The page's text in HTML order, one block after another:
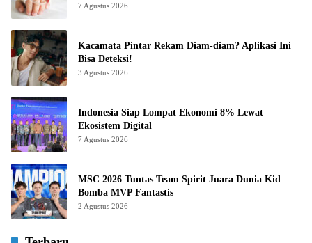
7 Agustus 2026
Kacamata Pintar Rekam Diam-diam? Aplikasi Ini
Bisa Deteksi!
3 Agustus 2026
Indonesia Siap Lompat Ekonomi 8% Lewat
Ekosistem Digital
7 Agustus 2026
MSC 2026 Tuntas Team Spirit Juara Dunia Kid
Bomba MVP Fantastis
2 Agustus 2026